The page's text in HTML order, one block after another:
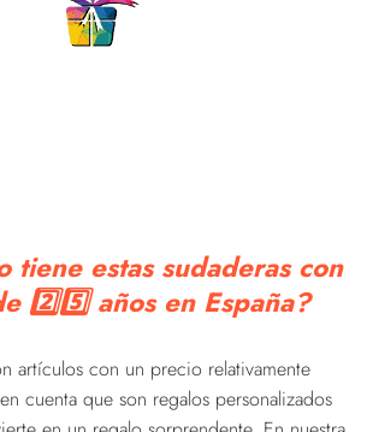
tiene estas sudaderas con
2️⃣5️⃣ años en España?
artículos con un precio relativamente
cuenta que son regalos personalizados